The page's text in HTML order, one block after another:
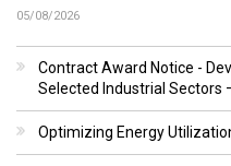
05/08/2026
Contract Award Notice -
Selected Industrial Sectors
Optimizing Energy